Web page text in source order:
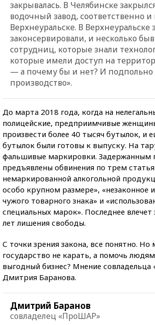
закрывалась. В Челябинске
водочный завод, соответственно и
Верхнеуральске. В Верхнеуральске
законсервировали, и несколько
сотрудниц, которые знали
которые имели доступ на
— а почему бы и нет? И подпольно
производство».
До марта 2018 года, когда на
полицейские, предприимчивые
произвести более 40 тысяч бутылок, и
бутылок были готовы к выпуску. На
фальшивые маркировки. Задержанным
предъявлены обвинения по трем
немаркированной алкогольной
особо крупном размере», «незаконное
чужого товарного знака» и
специальных марок». Последнее влечет
лет лишения свободы.
С точки зрения закона, все понятно. Но
государство не карать, а помочь
выгодный бизнес? Мнение
Дмитрия Баранова.
Дмитрий Баранов
совладелец «ПроШАР»